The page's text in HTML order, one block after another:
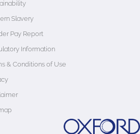
Slavery
Pay Report
Information
& Conditions of Use